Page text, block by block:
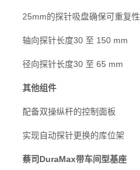
25mm的探针吸盘确保可重复性
轴向探针长度30 至 150 mm
径向探针长度30 至 65 mm
其他组件
配备双操纵杆的控制面板
实现自动探针更换的库位架
蔡司DuraMax带车间型基座